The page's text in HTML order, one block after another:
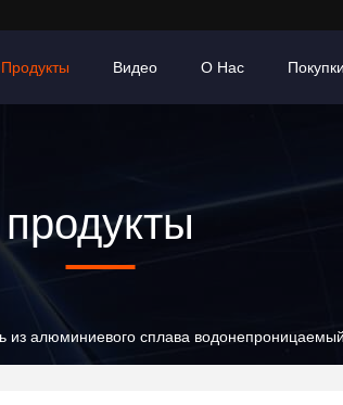
Продукты Видео О Нас
продукты
алюминиевого сплава